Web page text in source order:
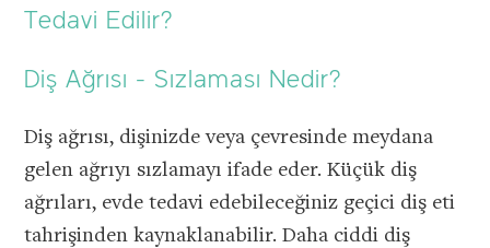
Tedavi Edilir?
Diş Ağrısı - Sızlaması Nedir?
Diş ağrısı, dişinizde veya çevresinde meydana
gelen ağrıyı sızlamayı ifade eder. Küçük diş
ağrıları, evde tedavi edebileceğiniz geçici diş eti
tahrişinden kaynaklanabilir. Daha ciddi diş